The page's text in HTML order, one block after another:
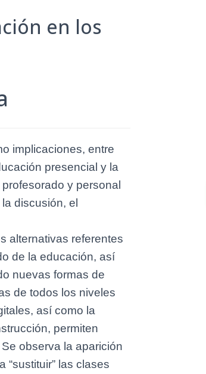
en los
implicaciones, entre
presencial y la
y personal
discusión, el
alternativas referentes
de la educación, así
nuevas formas de
de todos los niveles
así como la
permiten
observa la aparición
las clases